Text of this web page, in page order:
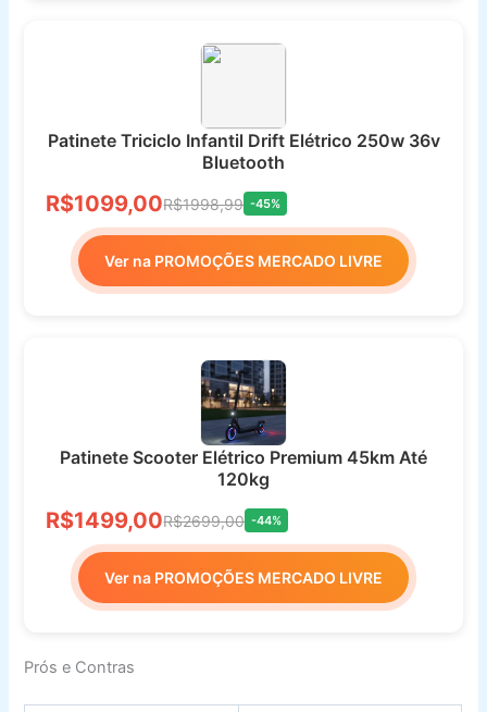
Patinete Triciclo Infantil Drift Elétrico 250w 36v
Bluetooth
R$1099,00R$1998,99 -45%
Ver na PROMOÇÕES MERCADO LIVRE
Patinete Scooter Elétrico Premium 45km Até
120kg
R$1499,00R$2699,00 -44%
Ver na PROMOÇÕES MERCADO LIVRE
Prós e Contras